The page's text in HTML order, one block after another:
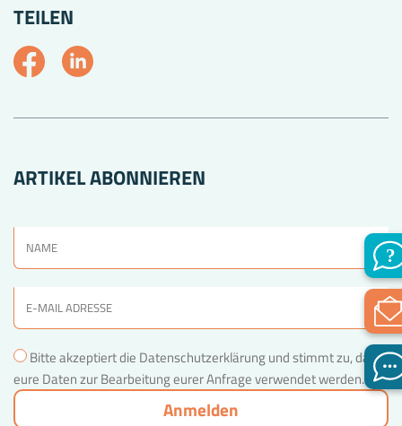
TEILEN
ARTIKEL ABONNIEREN
Bitte akzeptiert die Datenschutzerklärung und stimmt zu, dass
eure Daten zur Bearbeitung eurer Anfrage verwendet werden.